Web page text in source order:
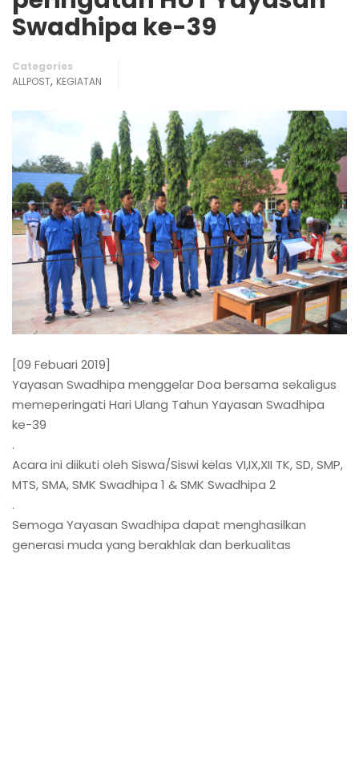
Swadhipa ke-39
Categories
ALLPOST, KEGIATAN
[09 Febuari 2019]
Yayasan Swadhipa menggelar Doa bersama sekaligus
memeperingati Hari Ulang Tahun Yayasan Swadhipa
ke-39
.
Acara ini diikuti oleh Siswa/Siswi kelas VI,IX,XII TK, SD, SMP,
MTS, SMA, SMK Swadhipa 1 & SMK Swadhipa 2
.
Semoga Yayasan Swadhipa dapat menghasilkan
generasi muda yang berakhlak dan berkualitas